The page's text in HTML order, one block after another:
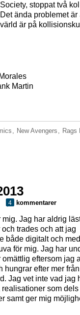
Society, stoppat två
Det ända problemet är
värld är på
Martin
, New Avengers , Rags
4 kommentarer
Jag har aldrig
trades och att jag
både digitalt och
för mig. Jag har
eftersom jag
hungrar efter mer från
Jag vet inte vad jag
som
samt ger mig